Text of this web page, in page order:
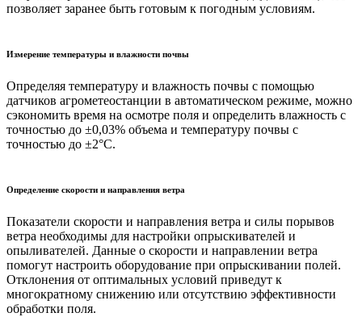
позволяет заранее быть готовым к погодным условиям.
Измерение температуры и влажности почвы
Определяя температуру и влажность почвы с помощью
датчиков агрометеостанции в автоматическом режиме, можно
сэкономить время на осмотре поля и определить влажность с
точностью до ±0,03% объема и температуру почвы с
точностью до ±2°С.
Определение скорости и направления ветра
Показатели скорости и направления ветра и силы порывов
ветра необходимы для настройки опрыскивателей и
опыливателей. Данные о скорости и направлении ветра
помогут настроить оборудование при опрыскивании полей.
Отклонения от оптимальных условий приведут к
многократному снижению или отсутствию эффективности
обработки поля.